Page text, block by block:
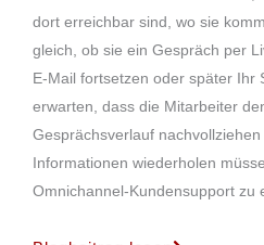
dort erreichbar sind, wo sie
gleich, ob sie ein Gespräch per
E-Mail fortsetzen oder später Ihr
erwarten, dass die Mitarbeiter
Gesprächsverlauf
Informationen wiederholen
Omnichannel-Kundensupport zu